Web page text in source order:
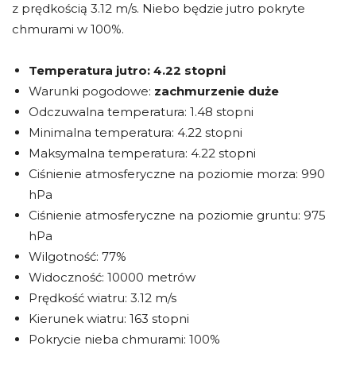
z prędkością 3.12 m/s. Niebo będzie jutro pokryte
chmurami w 100%.
Temperatura jutro: 4.22 stopni
Warunki pogodowe: zachmurzenie duże
Odczuwalna temperatura: 1.48 stopni
Minimalna temperatura: 4.22 stopni
Maksymalna temperatura: 4.22 stopni
Ciśnienie atmosferyczne na poziomie morza: 990
hPa
Ciśnienie atmosferyczne na poziomie gruntu: 975
hPa
Wilgotność: 77%
Widoczność: 10000 metrów
Prędkość wiatru: 3.12 m/s
Kierunek wiatru: 163 stopni
Pokrycie nieba chmurami: 100%